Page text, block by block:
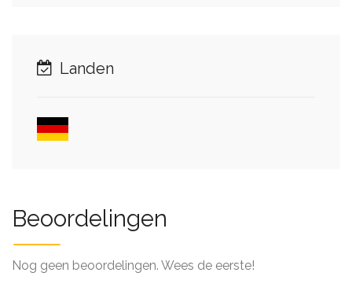
Landen
Beoordelingen
Nog geen beoordelingen. Wees de eerste!